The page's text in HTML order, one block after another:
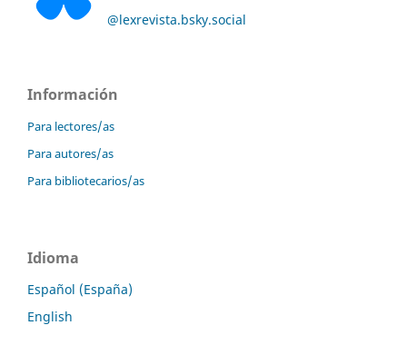
@lexrevista.bsky.social
Información
Para lectores/as
Para autores/as
Para bibliotecarios/as
Idioma
Español (España)
English